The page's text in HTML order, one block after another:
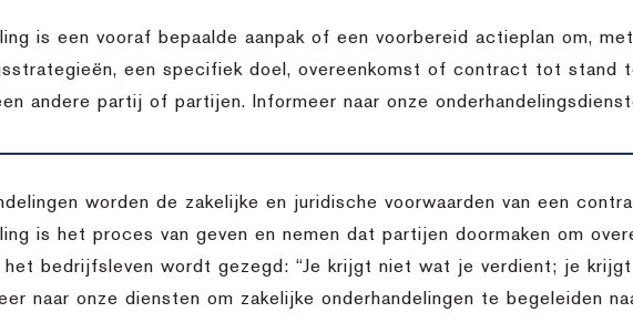
is een vooraf bepaalde aanpak of een voorbereid actieplan om,
een specifiek doel, overeenkomst of contract tot stand
andere partij of partijen. Informeer naar onze
worden de zakelijke en juridische voorwaarden van een
is het proces van geven en nemen dat partijen doormaken om
het bedrijfsleven wordt gezegd: “Je krijgt niet wat je verdient; je
naar onze diensten om zakelijke onderhandelingen te begeleiden